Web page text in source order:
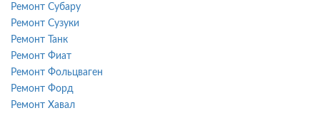
Ремонт Субару
Ремонт Сузуки
Ремонт Танк
Ремонт Фиат
Ремонт Фольцваген
Ремонт Форд
Ремонт Хавал